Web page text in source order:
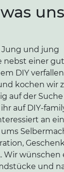
uns
Jung und jung
nebst einer gut
DIY
kochen wir
auf der
auf DIY-
an
Wir wünschen
und